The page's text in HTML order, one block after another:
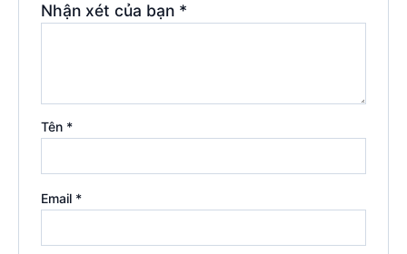
Nhận xét của bạn *
Tên *
Email *